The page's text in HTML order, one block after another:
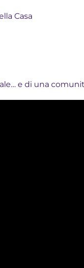
Casa
e di una